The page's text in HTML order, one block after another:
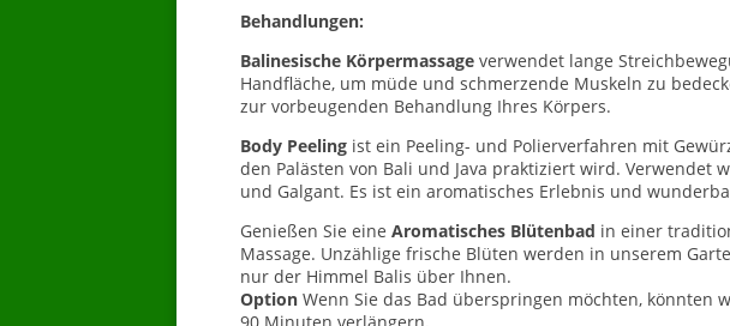
Behandlungen:
Balinesische Körpermassageverwendet lange
Handfläche, um müde und schmerzende Muskeln zu
zur vorbeugenden Behandlung Ihres Körpers.
Body Peelingist ein Peeling- und Polierverfahren mit
den Palästen von Bali und Java praktiziert wird. Verwendet
und Galgant. Es ist ein aromatisches Erlebnis und
Genießen Sie eine Aromatisches Blütenbad in einer
Massage. Unzählige frische Blüten werden in unserem
nur der Himmel Balis über Ihnen.
OptionWenn Sie das Bad überspringen möchten, könnten
90 Minuten verlängern.